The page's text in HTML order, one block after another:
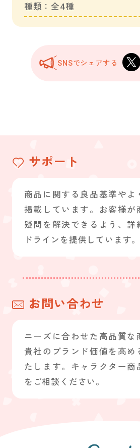
種類：全4種
SNSでシェアする
サポート
商品に関する良品基準やよ
掲載しています。お客様が
疑問を解決できるよう、詳
ドラインを提供しています。
お問い合わせ
ニーズに合わせた高品質な
貴社のブランド価値を高め
たします。キャラクター商
をご相談ください。